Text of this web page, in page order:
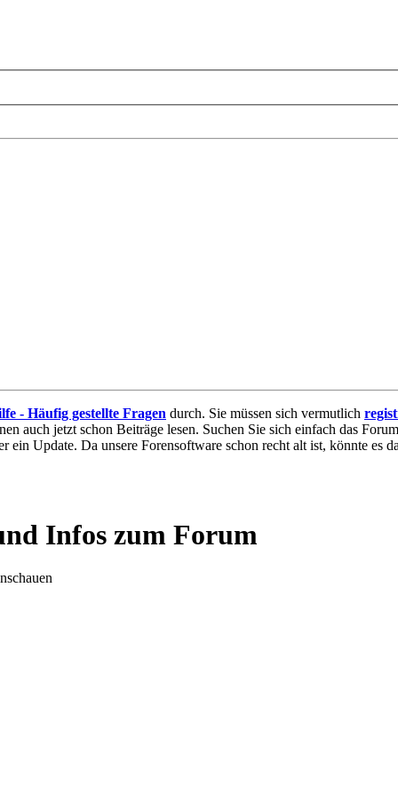
- Häufig gestellte Fragen durch. Sie müssen sich vermutlich
auch jetzt schon Beiträge lesen. Suchen Sie sich einfach das
Update. Da unsere Forensoftware schon recht alt ist, könnte es
Infos zum Forum